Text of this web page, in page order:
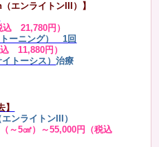
エンライトンIII）】
込 21,780円）
トーニング） 1回
11,880円）
トーシス）治療
ンライトンIII）
～5㎠）～55,000円（税込